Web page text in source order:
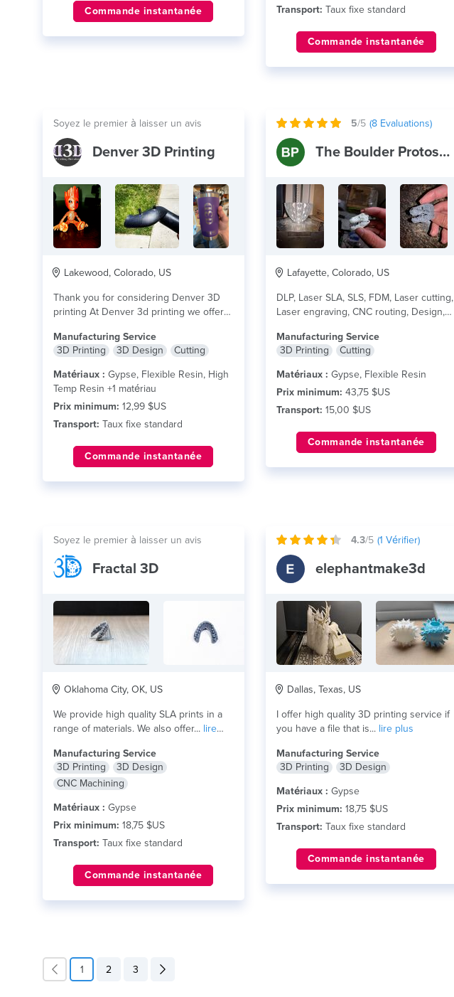
Commande instantanée
Transport: Taux fixe standard
Commande instantanée
Soyez le premier à laisser un avis
Denver 3D Printing
Lakewood, Colorado, US
Thank you for considering Denver 3D
printing At Denver 3d printing we offer
Manufacturing Service
3D Printing
3D Design
Cutting
Matériaux : Gypse, Flexible Resin, High
Temp Resin +1 matériau
Prix minimum: 12,99 $US
Transport: Taux fixe standard
Commande instantanée
5/5 (8Evaluations)
The Boulder Protoshop
Lafayette, Colorado, US
DLP, Laser SLA, SLS, FDM, Laser cutting,
Laser engraving, CNC routing, Design,
Manufacturing Service
3D Printing
Cutting
Matériaux : Gypse, Flexible Resin
Prix minimum: 43,75 $US
Transport: 15,00 $US
Commande instantanée
Soyez le premier à laisser un avis
Fractal 3D
Oklahoma City, OK, US
We provide high quality SLA prints in a
range of materials. We also offer... lire
Manufacturing Service
3D Printing
3D Design
CNC Machining
Matériaux : Gypse
Prix minimum: 18,75 $US
Transport: Taux fixe standard
Commande instantanée
4.3/5 (1 Vérifier)
elephantmake3d
Dallas, Texas, US
I offer high quality 3D printing service if
you have a file that is... lire plus
Manufacturing Service
3D Printing
3D Design
Matériaux : Gypse
Prix minimum: 18,75 $US
Transport: Taux fixe standard
Commande instantanée
1 2 3